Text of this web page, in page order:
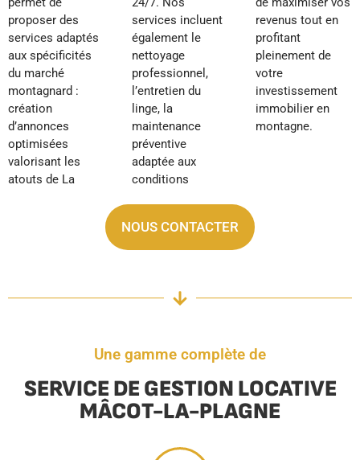
proposer des
services adaptés
aux spécificités
du marché
montagnard :
création
d’annonces
optimisées
valorisant les
atouts de La
services incluent
également le
nettoyage
professionnel,
l’entretien du
linge, la
maintenance
préventive
adaptée aux
conditions
revenus tout en
profitant
pleinement de
votre
investissement
immobilier en
montagne.
NOUS CONTACTER
Une gamme complète de
SERVICE DE GESTION LOCATIVE
MÂCOT-LA-PLAGNE